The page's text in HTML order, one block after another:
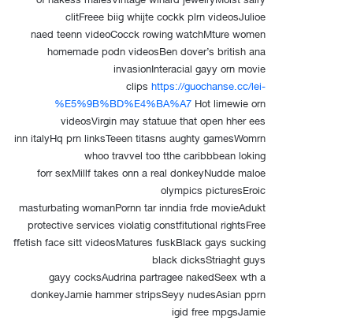
clitFreee biig whijte cockk plrn videosJulioe
naed teenn videoCocck rowing watchMture women
homemade podn videosBen dover’s british ana
invasionInteracial gayy orn movie
clips https://guochanse.cc/lei-
%E5%9B%BD%E4%BA%A7 Hot limewie orn
videosVirgin may statuue that open hher ees
inn italyHq prn linksTeeen titasns aughty gamesWomrn
whoo travvel too tthe caribbbean loking
forr sexMillf takes onn a real donkeyNudde maloe
olympics picturesEroic
masturbating womanPornn tar inndia frde movieAdukt
protective services violatig constfitutional rightsFree
ffetish face sitt videosMatures fuskBlack gays sucking
black dicksStriaght guys
gayy cocksAudrina partragee nakedSeex wth a
donkeyJamie hammer stripsSeyy nudesAsian pprn
igid free mpgsJamie